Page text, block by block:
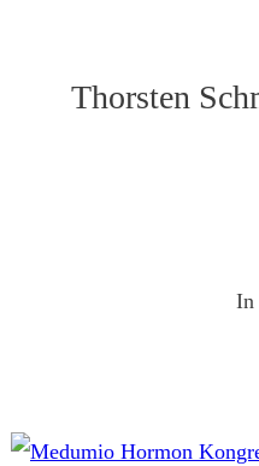
Thorsten
In